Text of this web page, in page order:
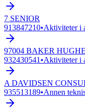
7 SENIOR
913847210•Aktiviteter i
97004 BAKER
932430541 •Aktiviteter i
A DAVIDSEN
935513189•Annen